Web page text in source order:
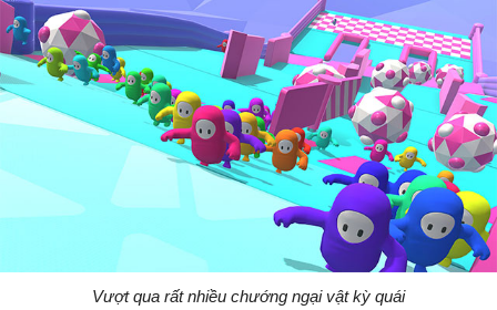
Vượt qua rất nhiều chướng ngại vật kỳ quái